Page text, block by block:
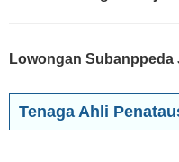
Lowongan
Tenaga Ahli